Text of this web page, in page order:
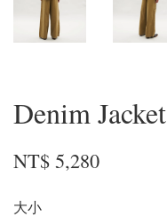
Denim Jacket
NT$ 5,280
大小